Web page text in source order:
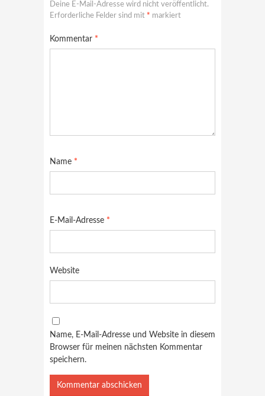
Deine E-Mail-Adresse wird nicht veröffentlicht.
Erforderliche Felder sind mit * markiert
Kommentar *
Name *
E-Mail-Adresse *
Website
Name, E-Mail-Adresse und Website in diesem
Browser für meinen nächsten Kommentar
speichern.